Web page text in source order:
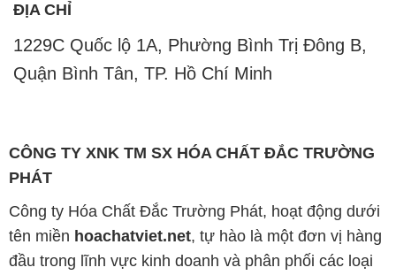
ĐỊA CHỈ
1229C Quốc lộ 1A, Phường Bình Trị Đông B,
Quận Bình Tân, TP. Hồ Chí Minh
CÔNG TY XNK TM SX HÓA CHẤT ĐẮC TRƯỜNG
PHÁT
Công ty Hóa Chất Đắc Trường Phát, hoạt động dưới
tên miền hoachatviet.net, tự hào là một đơn vị hàng
đầu trong lĩnh vực kinh doanh và phân phối các loại